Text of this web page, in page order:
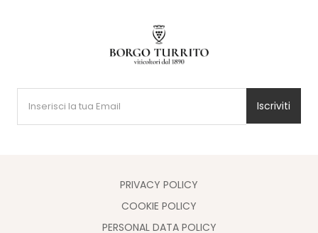
Iscriviti
PRIVACY POLICY
COOKIE POLICY
PERSONAL DATA POLICY